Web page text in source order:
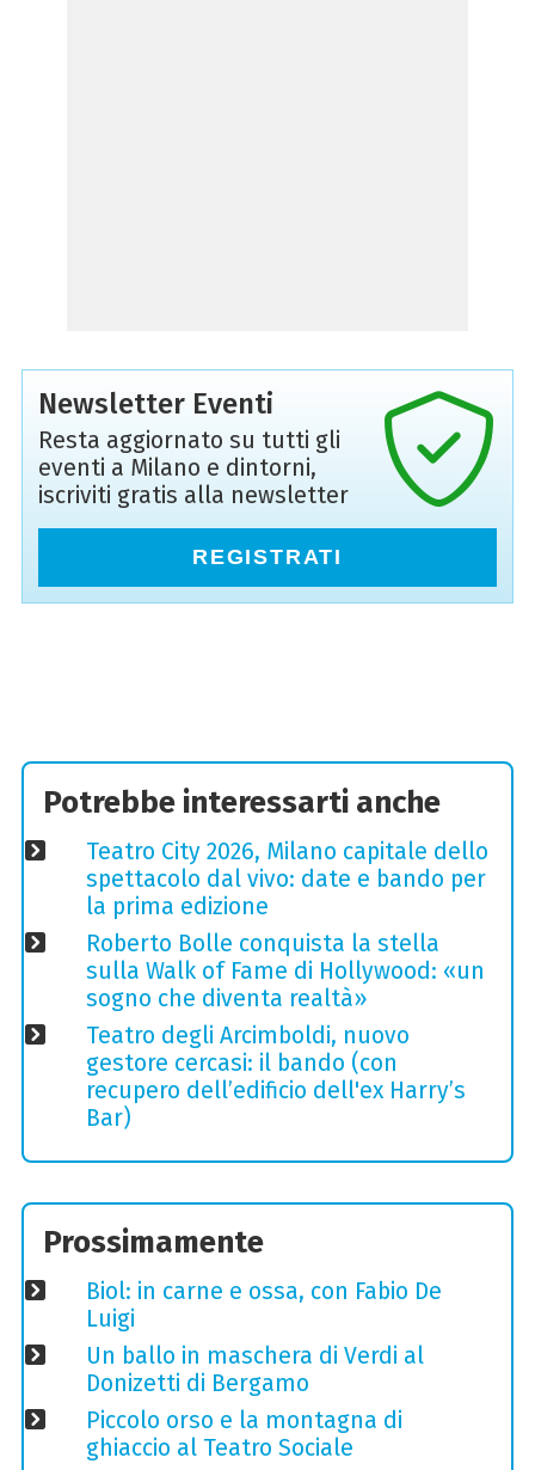
Newsletter Eventi
Resta aggiornato su tutti gli
eventi a Milano e dintorni,
iscriviti gratis alla newsletter
REGISTRATI
Potrebbe interessarti anche
Teatro City 2026, Milano capitale dello
spettacolo dal vivo: date e bando per
la prima edizione
Roberto Bolle conquista la stella
sulla Walk of Fame di Hollywood: «un
sogno che diventa realtà»
Teatro degli Arcimboldi, nuovo
gestore cercasi: il bando (con
recupero dell’edificio dell'ex Harry’s
Bar)
Prossimamente
Biol: in carne e ossa, con Fabio De
Luigi
Un ballo in maschera di Verdi al
Donizetti di Bergamo
Piccolo orso e la montagna di
ghiaccio al Teatro Sociale